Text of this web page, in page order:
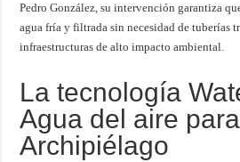
Pedro González, su intervención garantiza
agua fría y filtrada sin necesidad de tuberías
infraestructuras de alto impacto ambiental.
La tecnología
Agua del aire para
Archipiélago